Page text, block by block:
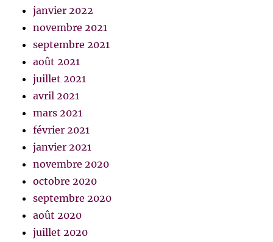
janvier 2022
novembre 2021
septembre 2021
août 2021
juillet 2021
avril 2021
mars 2021
février 2021
janvier 2021
novembre 2020
octobre 2020
septembre 2020
août 2020
juillet 2020